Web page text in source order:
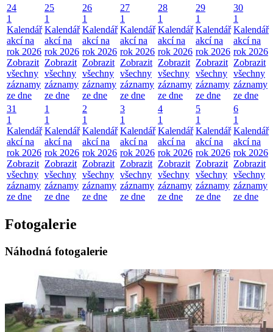
24
1
Kalendář
akcí na
rok 2026
Zobrazit
všechny
záznamy
ze dne
25
1
Kalendář
akcí na
rok 2026
Zobrazit
všechny
záznamy
ze dne
26
1
Kalendář
akcí na
rok 2026
Zobrazit
všechny
záznamy
ze dne
27
1
Kalendář
akcí na
rok 2026
Zobrazit
všechny
záznamy
ze dne
28
1
Kalendář
akcí na
rok 2026
Zobrazit
všechny
záznamy
ze dne
29
1
Kalendář
akcí na
rok 2026
Zobrazit
všechny
záznamy
ze dne
30
1
Kalendář
akcí na
rok 2026
Zobrazit
všechny
záznamy
ze dne
31
1
Kalendář
akcí na
rok 2026
Zobrazit
všechny
záznamy
ze dne
1
1
Kalendář
akcí na
rok 2026
Zobrazit
všechny
záznamy
ze dne
2
1
Kalendář
akcí na
rok 2026
Zobrazit
všechny
záznamy
ze dne
3
1
Kalendář
akcí na
rok 2026
Zobrazit
všechny
záznamy
ze dne
4
1
Kalendář
akcí na
rok 2026
Zobrazit
všechny
záznamy
ze dne
5
1
Kalendář
akcí na
rok 2026
Zobrazit
všechny
záznamy
ze dne
6
1
Kalendář
akcí na
rok 2026
Zobrazit
všechny
záznamy
ze dne
Fotogalerie
Náhodná fotogalerie